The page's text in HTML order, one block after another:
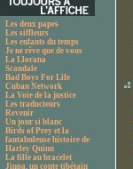
Les deux papes
Les siffleurs
Les enfants du temps
Je ne rêve que de vous
La Llorana
Scandale
Bad Boys For Life
Cuban Network
La Voie de la justice
Les traducteurs
Revenir
Un jour si blanc
Birds of Prey et la
fantabuleuse histoire de
Harley Quinn
La fille au bracelet
Jinpa, un conte tibétain